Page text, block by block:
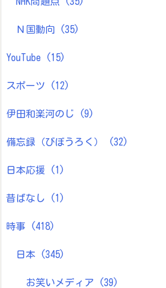
Ｎ国動向 (35)
YouTube (15)
スポーツ (12)
伊田和楽河のじ (9)
備忘録（びぼうろく） (32)
日本応援 (1)
昔ばなし (1)
時事 (418)
日本 (345)
お笑いメディア (39)